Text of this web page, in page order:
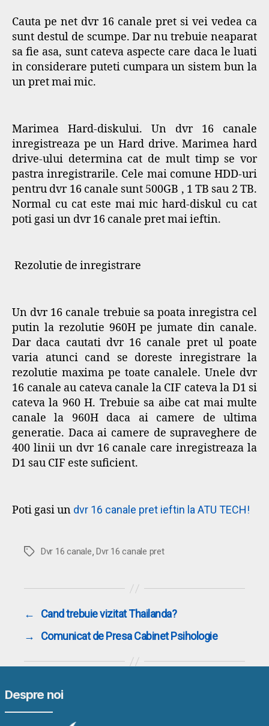
Cauta pe net dvr 16 canale pret si vei vedea ca
sunt destul de scumpe. Dar nu trebuie neaparat
sa fie asa, sunt cateva aspecte care daca le luati
in considerare puteti cumpara un sistem bun la
un pret mai mic.
Marimea Hard-diskului. Un dvr 16 canale
inregistreaza pe un Hard drive. Marimea hard
drive-ului determina cat de mult timp se vor
pastra inregistrarile. Cele mai comune HDD-uri
pentru dvr 16 canale sunt 500GB , 1 TB sau 2 TB.
Normal cu cat este mai mic hard-diskul cu cat
poti gasi un dvr 16 canale pret mai ieftin.
Rezolutie de inregistrare
Un dvr 16 canale trebuie sa poata inregistra cel
putin la rezolutie 960H pe jumate din canale.
Dar daca cautati dvr 16 canale pret ul poate
varia atunci cand se doreste inregistrare la
rezolutie maxima pe toate canalele. Unele dvr
16 canale au cateva canale la CIF cateva la D1 si
cateva la 960 H. Trebuie sa aibe cat mai multe
canale la 960H daca ai camere de ultima
generatie. Daca ai camere de supraveghere de
400 linii un dvr 16 canale care inregistreaza la
D1 sau CIF este suficient.
Poti gasi un dvr 16 canale pret ieftin la ATU TECH!
EticheteDvr 16 canale,Dvr 16 canale pret
←
Cand trebuie vizitat Thailanda?
→
Comunicat de Presa Cabinet Psihologie
Despre noi